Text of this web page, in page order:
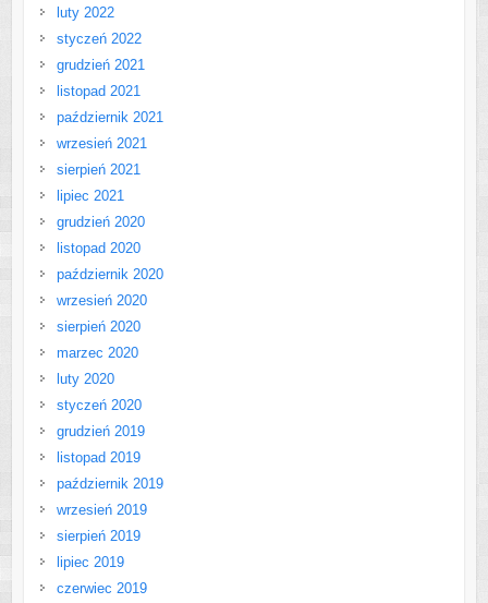
luty 2022
styczeń 2022
grudzień 2021
listopad 2021
październik 2021
wrzesień 2021
sierpień 2021
lipiec 2021
grudzień 2020
listopad 2020
październik 2020
wrzesień 2020
sierpień 2020
marzec 2020
luty 2020
styczeń 2020
grudzień 2019
listopad 2019
październik 2019
wrzesień 2019
sierpień 2019
lipiec 2019
czerwiec 2019